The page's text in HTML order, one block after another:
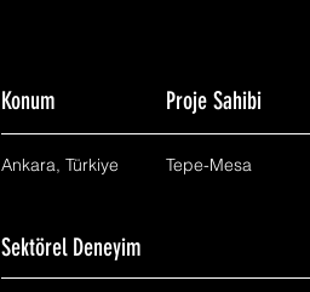
Konum Proje Sahibi
Ankara, Türkiye Tepe-Mesa
Sektörel Deneyim